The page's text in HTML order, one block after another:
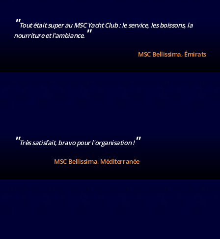
"Tout était super au MSC Yacht Club : le service, les boissons, la
nourriture et l'ambiance."
MSC Bellissima, Émirats
"Très satisfait, bravo pour l'organisation !"
MSC Bellissima, Méditerranée